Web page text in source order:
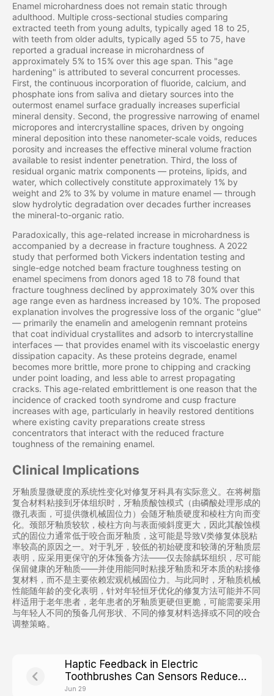
Enamel microhardness does not remain static through
adulthood. Multiple cross-sectional studies comparing
extracted teeth from young adults, typically aged 18 to 25,
with teeth from older adults, typically aged 55 to 75, have
reported a gradual increase in microhardness of
approximately 5% to 15% over this age span. This "age
hardening" is attributed to several concurrent processes.
First, the continuous incorporation of fluoride, calcium, and
phosphate ions from saliva and dietary sources into the
outermost enamel surface gradually increases superficial
mineral density. Second, the progressive narrowing of enamel
micropores and intercrystalline spaces, driven by ongoing
mineral deposition into these nanometer-scale voids, reduces
porosity and increases the effective mineral volume fraction
available to resist indenter penetration. Third, the loss of
residual organic matrix components — proteins, lipids, and
water, which collectively constitute approximately 1% by
weight and 2% to 3% by volume in mature enamel — through
slow hydrolytic degradation over decades further increases
the mineral-to-organic ratio.
Paradoxically, this age-related increase in microhardness is
accompanied by a decrease in fracture toughness. A 2022
study that performed both Vickers indentation testing and
single-edge notched beam fracture toughness testing on
enamel specimens from donors aged 18 to 78 found that
fracture toughness declined by approximately 30% over this
age range even as hardness increased by 10%. The proposed
explanation involves the progressive loss of the organic "glue"
— primarily the enamelin and amelogenin remnant proteins
that coat individual crystallites and adsorb to intercrystalline
interfaces — that provides enamel with its viscoelastic energy
dissipation capacity. As these proteins degrade, enamel
becomes more brittle, more prone to chipping and cracking
under point loading, and less able to arrest propagating
cracks. This age-related embrittlement is one reason that the
incidence of cracked tooth syndrome and cusp fracture
increases with age, particularly in heavily restored dentitions
where existing cavity preparations create stress
concentrators that interact with the reduced fracture
toughness of the remaining enamel.
Clinical Implications
牙釉质显微硬度的系统性变化对修复牙科具有实际意义。在将树脂
复合材料粘接到牙体组织时，牙釉质酸蚀模式（由磷酸处理形成的
微孔表面，可提供微机械固位力）会随牙釉质硬度和棱柱方向而变
化。颈部牙釉质较软，棱柱方向与表面倾斜度更大，因此其酸蚀模
式的固位力通常低于咬合面牙釉质，这可能是导致V类修复体脱粘
率较高的原因之一。对于乳牙，较低的初始硬度和较薄的牙釉质层
表明，应采用更保守的牙体预备方法——仅去除龋坏组织，尽可能
保留健康的牙釉质——并使用能同时粘接牙釉质和牙本质的粘接修
复材料，而不是主要依赖宏观机械固位力。与此同时，牙釉质机械
性能随年龄的变化表明，针对年轻恒牙优化的修复方法可能并不同
样适用于老年患者，老年患者的牙釉质更硬但更脆，可能需要采用
与年轻人不同的预备几何形状、不同的修复材料选择或不同的咬合
调整策略。
Haptic Feedback in Electric
Toothbrushes Can Sensors Reduce
Over-Brushing Damage
Jun 29